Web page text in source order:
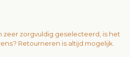
zorgvuldig geselecteerd, is het
Retourneren is altijd mogelijk.